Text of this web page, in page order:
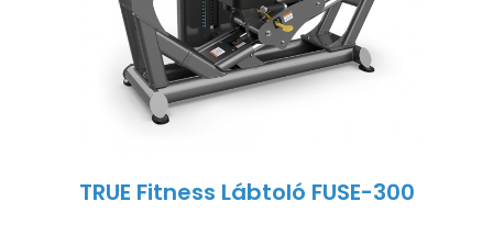
TRUE Fitness Lábtoló FUSE-300